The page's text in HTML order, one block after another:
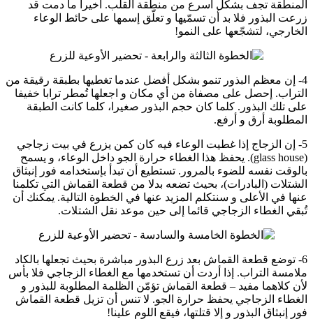
المنطقة تجف بشكل أسرع من منطقة القلب. أخيرا ما دمت قد
زرعت البذور فلا بد أن تسمّيها و تعلّق إسمها على حائط الوعاء
الخارجي، لتشجّعها على النمو!
4- إن معظم البذور تنمو بشكل أفضل عندما تغطيها بطبقة رقيقة من
التراب. إحصل على مصفاة من أي مكان و اجعلها تُمطر ترابا خفيفا
على تلك البذور. كلما كان حجم البذور صغيرا، كلما كانت الطبقة
المطلوبة أرق و أرفع.
5- إن الزجاج إذا غطيت الوعاء فيه كان كمن يزرع في بيت زجاجي
(glass house). يحفظ هذا الغطاء حرارة الجو داخل الوعاء، و يسمح
بالوقت نفسه للضوء بالمرور. تستطيع أن تبدأ بإستخدامه فور إنبثاق
الشتلات (البادرات)، بحيث تضعه بدلا من قطعة القماش التي تكلمنا
عنها في الأعلى و سنتكلم المزيد عنها في الخطوة التالية. يمكنك أن
تُبقي الغطاء الزجاجي قائما إلى حين موعد نقل الشتلات.
6- توضع قطعة القماش بعد زرع البذور مباشرة بحيث تجعلها بالكاد
ملامسة التراب. إذا أردت أن تستخدمها مع الغطاء الزجاجي فلا بأس
لأن كلاهما مفيد – قطعة القماش تؤمّن الظلمة المطلوبة للبذور و
الغطاء الزجاجي يحفظ حرارة الجو. لا تنس أن تزيل قطعة القماش
فور إنبثاق البذور و إلا قتلتها، فيقع اللوم علينا!